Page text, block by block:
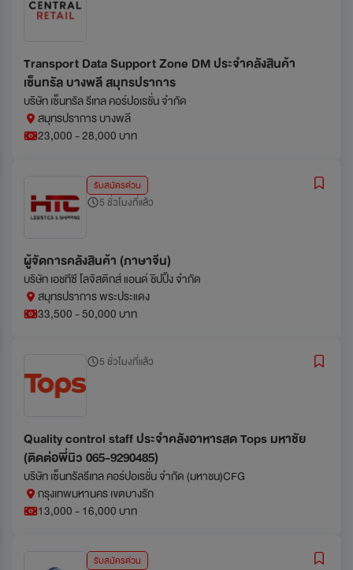
Transport Data Support Zone DM ประจำคลังสินค้า
เซ็นทรัล บางพลี สมุทรปราการ
บริษัท เซ็นทรัล รีเทล คอร์ปอเรชั่น จำกัด
สมุทรปราการ บางพลี
23,000 - 28,000 บาท
รับสมัครด่วน
5 ชั่วโมงที่แล้ว
ผู้จัดการคลังสินค้า (ภาษาจีน)
บริษัท เอชทีซี โลจิสติกส์ แอนด์ ชิปปิ้ง จำกัด
สมุทรปราการ พระประแดง
33,500 - 50,000 บาท
5 ชั่วโมงที่แล้ว
Quality control staff ประจำคลังอาหารสด Tops มหาชัย
(ติดต่อพี่นิว 065-9290485)
บริษัท เซ็นทรัลรีเทล คอร์ปอเรชั่น จำกัด (มหาชน)CFG
กรุงเทพมหานคร เขตบางรัก
13,000 - 16,000 บาท
รับสมัครด่วน